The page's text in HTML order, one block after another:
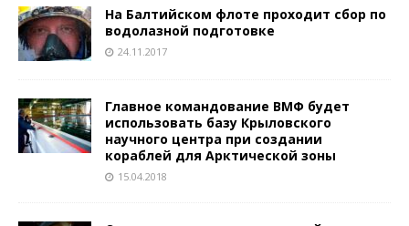
На Балтийском флоте проходит сбор по
водолазной подготовке
24.11.2017
Главное командование ВМФ будет
использовать базу Крыловского
научного центра при создании
кораблей для Арктической зоны
15.04.2018